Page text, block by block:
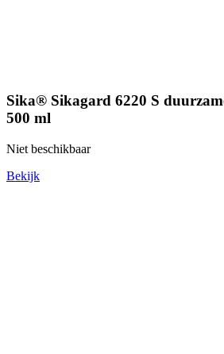
Sika® Sikagard 6220 S
500 ml
Niet beschikbaar
Bekijk